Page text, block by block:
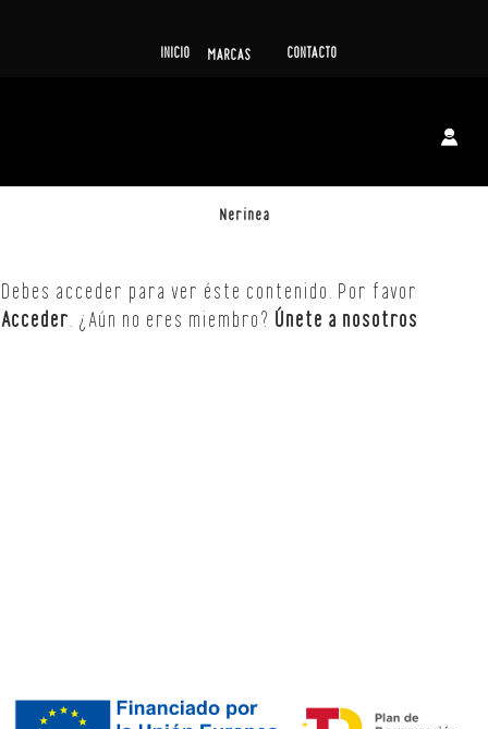
INICIO MARCAS CONTACTO
Nerinea
Debes acceder para ver éste contenido. Por favor
Acceder. ¿Aún no eres miembro? Únete a nosotros